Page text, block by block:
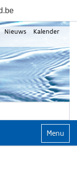
Nieuws
Kalender
Klap